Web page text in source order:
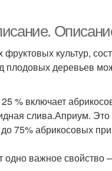
культур,
плодовых деревьев
% включает
слива.Априум. Это
75% абрикосовых
важное свойство